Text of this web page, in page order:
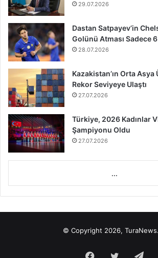
29.07.2026
Dastan Satpayev’in
Golünü Atması Sadece
28.07.2026
Kazakistan’ın Orta
Rekor Seviyeye Ulaştı
27.07.2026
Türkiye, 2026 Kadınlar
Şampiyonu Oldu
27.07.2026
...
© Copyright 2026,
Facebook
Twitter